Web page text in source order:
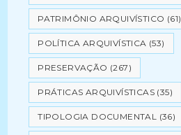
PATRIMÔNIO ARQUIVÍSTICO (61)
POLÍTICA ARQUIVÍSTICA (53)
PRESERVAÇÃO (267)
PRÁTICAS ARQUIVÍSTICAS (35)
TIPOLOGIA DOCUMENTAL (36)